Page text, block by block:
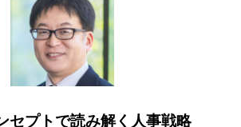
セプトで読み解く人事戦略